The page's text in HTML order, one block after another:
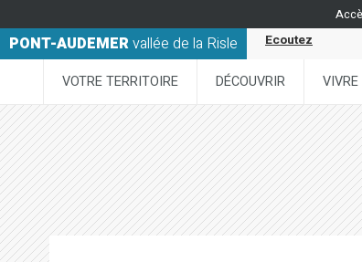
PONT-AUDEMERvallée de la Risle Ecoutez
VOTRE TERRITOIRE DÉCOUVRIR VIVRE